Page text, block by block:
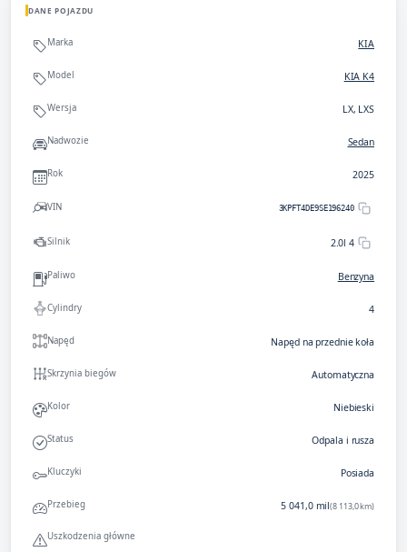
DANE POJAZDU
Marka KIA
Model KIA K4
Wersja LX, LXS
Nadwozie Sedan
Rok 2025
VIN 3KPFT4DE9SE196240
Silnik 2.0l 4
Paliwo Benzyna
Cylindry 4
Napęd Napęd na przednie koła
Skrzynia biegów Automatyczna
Kolor Niebieski
Status Odpala i rusza
Kluczyki Posiada
Przebieg 5 041,0 mil(8 113,0 km)
Uszkodzenia główne